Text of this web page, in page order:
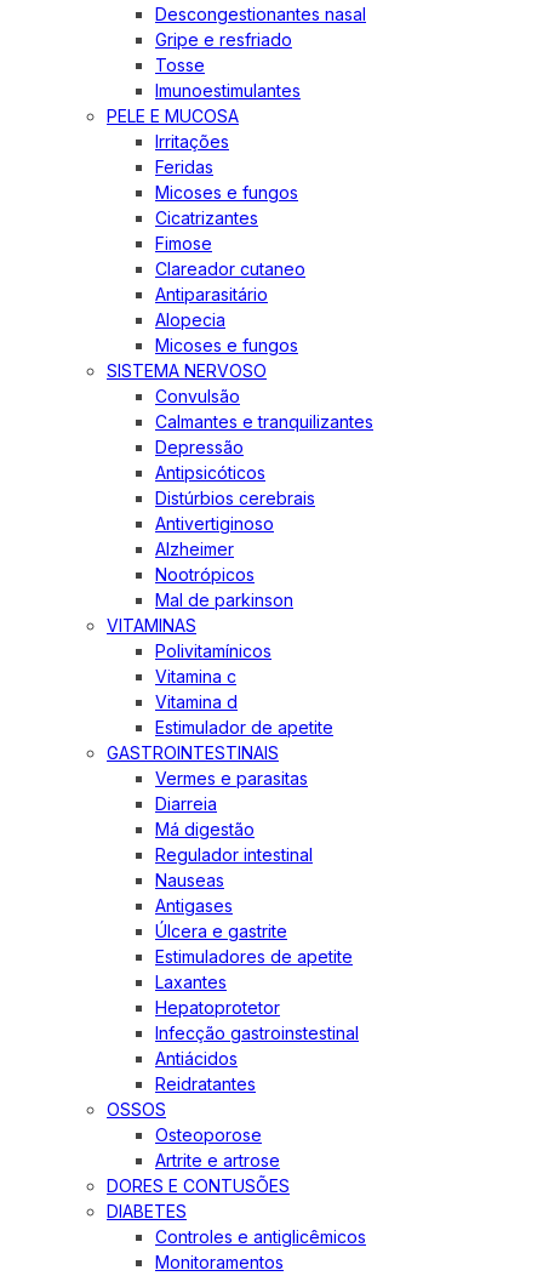
Descongestionantes nasal
Gripe e resfriado
Tosse
Imunoestimulantes
PELE E MUCOSA
Irritações
Feridas
Micoses e fungos
Cicatrizantes
Fimose
Clareador cutaneo
Antiparasitário
Alopecia
Micoses e fungos
SISTEMA NERVOSO
Convulsão
Calmantes e tranquilizantes
Depressão
Antipsicóticos
Distúrbios cerebrais
Antivertiginoso
Alzheimer
Nootrópicos
Mal de parkinson
VITAMINAS
Polivitamínicos
Vitamina c
Vitamina d
Estimulador de apetite
GASTROINTESTINAIS
Vermes e parasitas
Diarreia
Má digestão
Regulador intestinal
Nauseas
Antigases
Úlcera e gastrite
Estimuladores de apetite
Laxantes
Hepatoprotetor
Infecção gastroinstestinal
Antiácidos
Reidratantes
OSSOS
Osteoporose
Artrite e artrose
DORES E CONTUSÕES
DIABETES
Controles e antiglicêmicos
Monitoramentos